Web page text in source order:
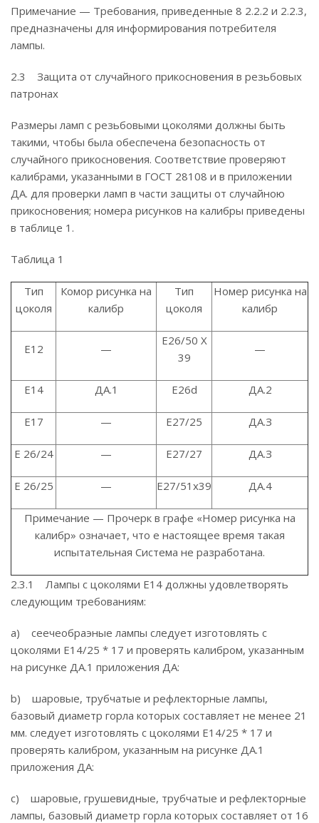
Примечание — Требования, приведенные 8 2.2.2 и 2.2.3,
предназначены для информирования потребителя
лампы.
2.3 Защита от случайного прикосновения в резьбовых
патронах
Размеры ламп с резьбовыми цоколями должны быть
такими, чтобы была обеспечена безопасность от
случайного прикосновения. Соответствие проверяют
калибрами, указанными в ГОСТ 28108 и в приложении
ДА. для проверки ламп в части защиты от случайною
прикосновения; номера рисунков на калибры приведены
в таблице 1.
Таблица 1
Тип
цоколя
Комор рисунка на
калибр
Тип
цоколя
Номер рисунка на
калибр
Е12 —
Е26/50 X
39
—
Е14 ДА.1 E26d ДА.2
Е17 — Е27/25 ДА.З
Е 26/24 — Е27/27 ДА.З
Е 26/25 — Е27/51х39 ДА.4
Примечание — Прочерк в графе «Номер рисунка на
калибр» означает, что е настоящее время такая
испытательная Система не разработана.
2.3.1 Лампы с цоколями Е14 должны удовлетворять
следующим требованиям:
a) сеечеобраэные лампы следует изготовлять с
цоколями Е14/25 * 17 и проверять калибром, указанным
на рисунке ДА.1 приложения ДА:
b) шаровые, трубчатые и рефлекторные лампы,
базовый диаметр горла которых составляет не менее 21
мм. следует изготовлять с цоколями Е14/25 * 17 и
проверять калибром, указанным на рисунке ДА.1
приложения ДА:
c) шаровые, грушевидные, трубчатые и рефлекторные
лампы, базовый диаметр горла которых составляет от 16